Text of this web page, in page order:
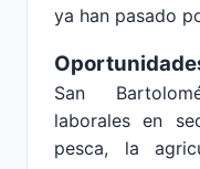
ya han pasado
San
laborales en
pesca, la